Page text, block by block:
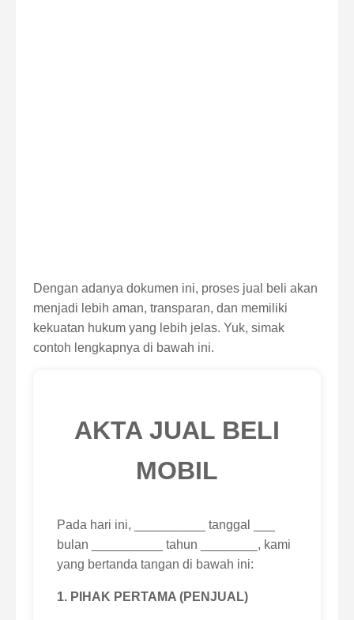
Dengan adanya dokumen ini, proses jual beli akan
menjadi lebih aman, transparan, dan memiliki
kekuatan hukum yang lebih jelas. Yuk, simak
contoh lengkapnya di bawah ini.
AKTA JUAL BELI
MOBIL
Pada hari ini, __________ tanggal ___
bulan __________ tahun ________, kami
yang bertanda tangan di bawah ini:
1. PIHAK PERTAMA (PENJUAL)